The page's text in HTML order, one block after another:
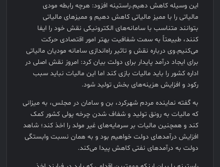
این وسیله کاهش دهیم.راستینه افزود: هرچه رابطه مودی
مالیاتی را با ممیز مالیاتی کاهش دهیم و ممیزهای مالیاتی
بتوانند متناسب با سامانه‌های الکترونیکی نقش خود را ایفا
کنند، طبیعتاً به سمت شفافیت بهتر امور اقتصادی حرکت
می‌کنیم.وی درباره نقش و تاثیر راه‌اندازی سامانه مودیان مالیاتی
برای ایجاد درآمد پایدار برای دولت بیان کرد: امروز نقش اصلی در
اداره کشور را باید مالیات بازی کند اما این مالیات نباید سبب
رکود و افزایش هزینه‌های بخش تولید شود.
به گفته نماینده مردم شهرکرد، بن و سامان در مجلس، به میزانی
که مالیات به رونق تولید و شفاف شدن چرخه پولی کشور کمک
کند و همچنین مالیات بر سرمایه‌های غیر مولد را اخذ کند؛ شاهد
افزایش درآمدهای دولت خواهیم بود و به همان نسبت وابستگی
دولت به درآمدهای نفتی کاهش پیدا می‌کند.